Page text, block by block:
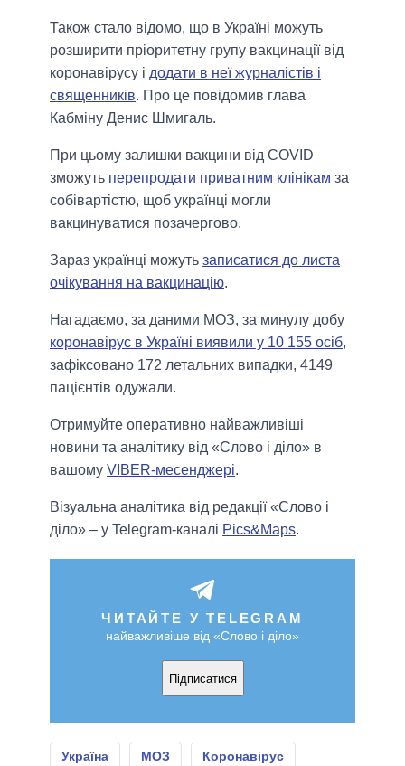
Також стало відомо, що в Україні можуть
розширити пріоритетну групу вакцинації від
коронавірусу і додати в неї журналістів і
священників. Про це повідомив глава
Кабміну Денис Шмигаль.
При цьому залишки вакцини від COVID
зможуть перепродати приватним клінікам за
собівартістю, щоб українці могли
вакцинуватися позачергово.
Зараз українці можуть записатися до листа
очікування на вакцинацію.
Нагадаємо, за даними МОЗ, за минулу добу
коронавірус в Україні виявили у 10 155 осіб,
зафіксовано 172 летальних випадки, 4149
пацієнтів одужали.
Отримуйте оперативно найважливіші
новини та аналітику від «Слово і діло» в
вашому VIBER-месенджері.
Візуальна аналітика від редакції «Слово і
діло» – у Telegram-каналі Pics&Maps.
ЧИТАЙТЕ У TELEGRAM
найважливіше від «Слово і діло»
Підписатися
Україна МОЗ Коронавірус